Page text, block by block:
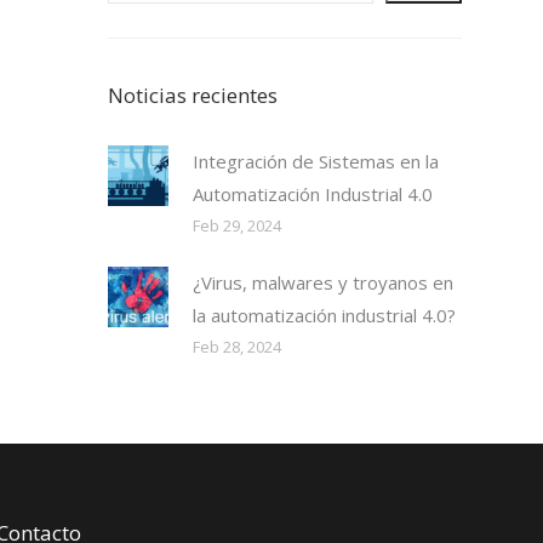
Noticias recientes
Integración de Sistemas en la
Automatización Industrial 4.0
Feb 29, 2024
¿Virus, malwares y troyanos en
la automatización industrial 4.0?
Feb 28, 2024